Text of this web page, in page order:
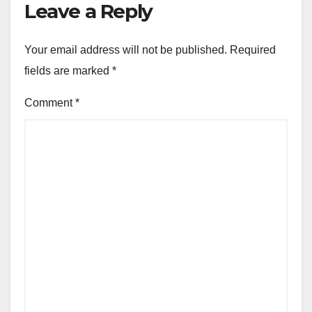
Leave a Reply
Your email address will not be published. Required
fields are marked *
Comment*